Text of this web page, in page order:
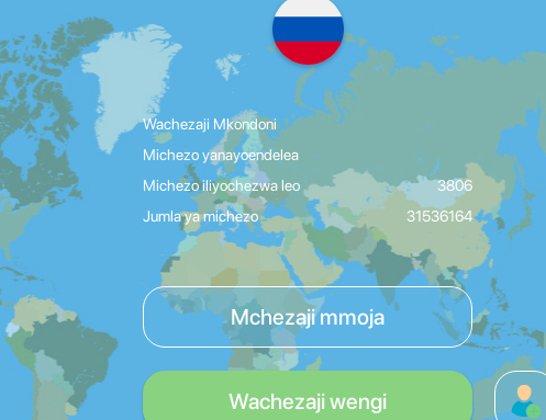
Wachezaji Mkondoni
Michezo yanayoendelea
Michezo iliyochezwa leo
3806
Jumla ya michezo
31536164
Mchezaji mmoja
Wachezaji wengi